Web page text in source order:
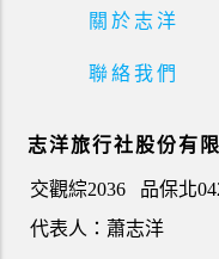
關於志洋
聯絡我們
志洋旅行社股份有
交觀綜2036
品保北
代表人：蕭志洋